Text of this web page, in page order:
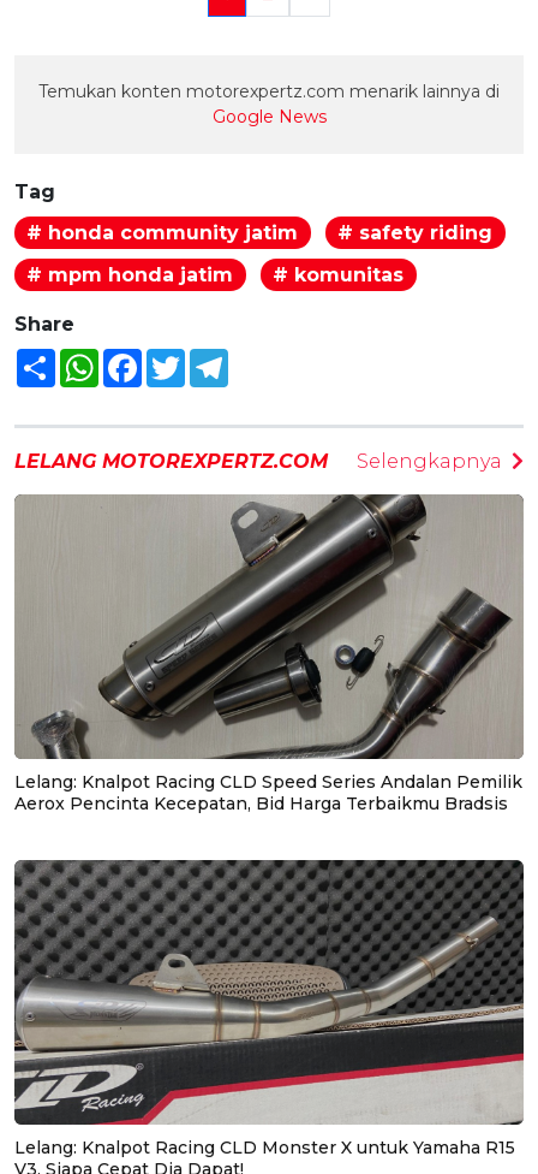
Temukan konten motorexpertz.com menarik lainnya di
Google News
Tag
# honda community jatim
# safety riding
# mpm honda jatim
# komunitas
Share
Share WhatsAppFacebook
Twitter
LELANG MOTOREXPERTZ.COM Selengkapnya
Lelang: Knalpot Racing CLD Speed Series Andalan Pemilik
Aerox Pencinta Kecepatan, Bid Harga Terbaikmu Bradsis
Lelang: Knalpot Racing CLD Monster X untuk Yamaha R15
V3, Siapa Cepat Dia Dapat!